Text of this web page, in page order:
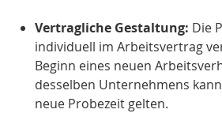
Vertragliche Gestaltung: Die
individuell im Arbeitsvertrag
Beginn eines neuen
desselben Unternehmens
neue Probezeit gelten.